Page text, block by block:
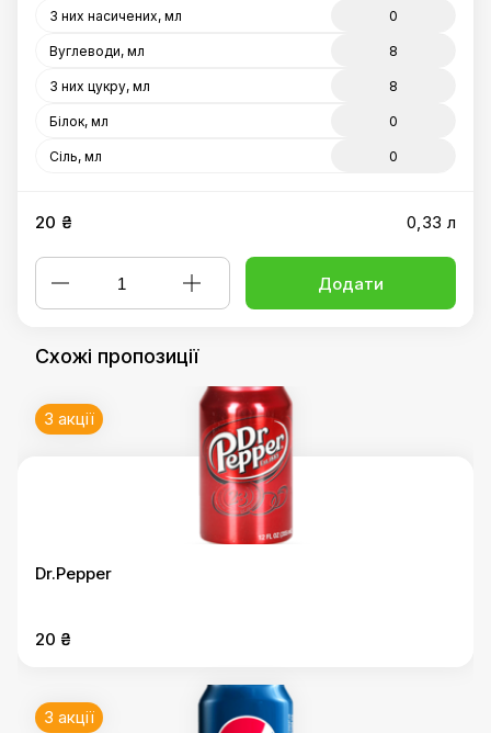
З них насичених, мл 0
Вуглеводи, мл 8
З них цукру, мл 8
Білок, мл 0
Сіль, мл 0
20 ₴ 0,33 л
Додати
Схожі пропозиції
3 акції
Dr.Pepper
20 ₴
3 акції